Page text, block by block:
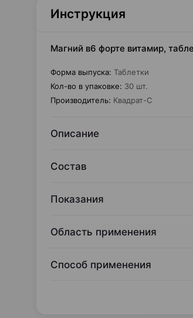
Инструкция
Магний в6 форте витамир,
Форма выпуска: Таблетки
Кол-во в упаковке: 30 шт.
Производитель: Квадрат-С
Описание
Состав
Показания
Область применения
Способ применения